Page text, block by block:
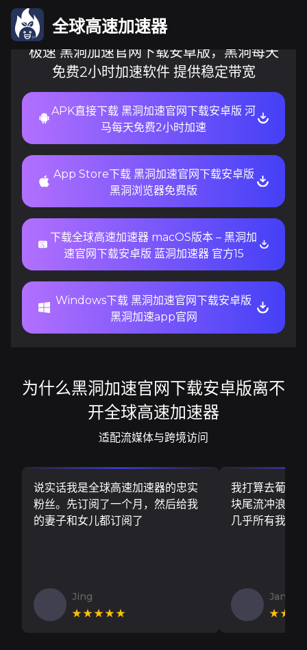
全球高速加速器
极速 黑洞加速官网下载安卓版，黑洞每天
免费2小时加速软件 提供稳定带宽
APK直接下载 黑洞加速官网下载安卓版 河
马每天免费2小时加速
App Store下载 黑洞加速官网下载安卓版
黑洞浏览器免费版
下载全球高速加速器 macOS版本 – 黑洞加
速官网下载安卓版 蓝洞加速器 官方15
Windows下载 黑洞加速官网下载安卓版
黑洞加速app官网
为什么黑洞加速官网下载安卓版离不
开全球高速加速器
适配流媒体与跨境访问
说实话我是全球高速加速器的忠实
粉丝。先订阅了一个月，然后给我
的妻子和女儿都订阅了
Jing
★★★★★
我打算去葡萄
块尾流冲浪板
几乎所有我需
Jan V